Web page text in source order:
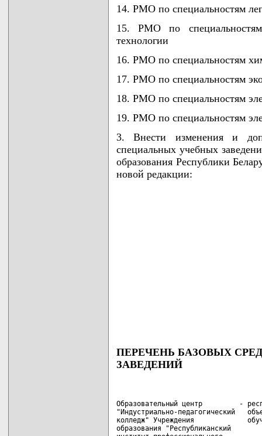
14. РМО по специальностям
15. РМО по специальностям
технологии
16. РМО по специальностям
17. РМО по специальностям
18. РМО по специальностям
19. РМО по специальностям
3. Внести изменения и
специальных учебных
образования Республики
новой редакции:
ПЕРЕЧЕНЬ БАЗОВЫХ
ЗАВЕДЕНИЙ
Образовательный центр         -
"Индустриально-педагогический
колледж" Учреждения
образования "Республиканский